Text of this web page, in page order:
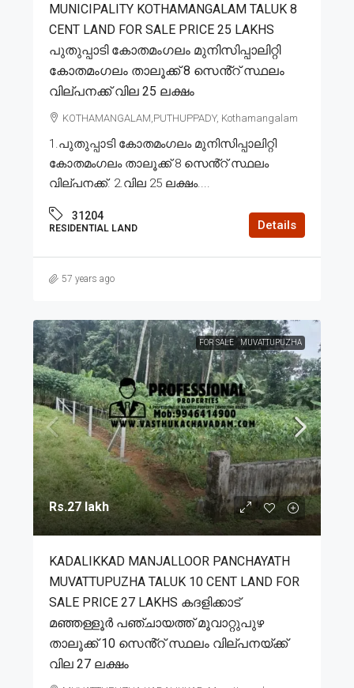
MUNICIPALITY KOTHAMANGALAM TALUK 8
CENT LAND FOR SALE PRICE 25 LAKHS
പുതുപ്പാടി കോതമംഗലം മുനിസിപ്പാലിറ്റി
കോതമംഗലം താലൂക്ക് 8 സെൻ്റ് സ്ഥലം
വില്പനക്ക് വില 25 ലക്ഷം
KOTHAMANGALAM,PUTHUPPADY, Kothamangalam
1.പുതുപ്പാടി കോതമംഗലം മുനിസിപ്പാലിറ്റി
കോതമംഗലം താലൂക്ക് 8 സെൻ്റ് സ്ഥലം
വില്പനക്ക്. 2.വില 25 ലക്ഷം....
31204
RESIDENTIAL LAND Details
57 years ago
FOR SALE MUVATTUPUZHA
Rs.27 lakh
KADALIKKAD MANJALLOOR PANCHAYATH
MUVATTUPUZHA TALUK 10 CENT LAND FOR
SALE PRICE 27 LAKHS കദളിക്കാട്
മഞ്ഞള്ളൂർ പഞ്ചായത്ത് മൂവാറ്റുപുഴ
താലൂക്ക് 10 സെൻ്റ് സ്ഥലം വില്പനയ്ക്ക്
വില 27 ലക്ഷം